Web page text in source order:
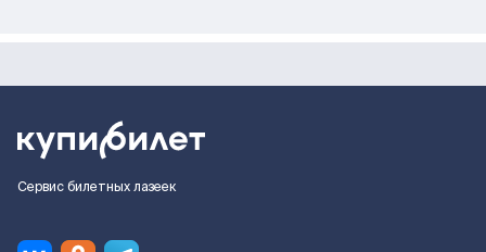
Сервис билетных лазеек